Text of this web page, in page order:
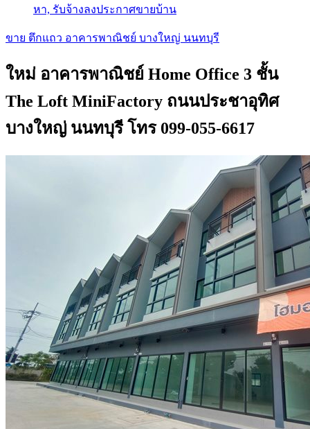
หา, รับจ้างลงประกาศขายบ้าน
ขาย ตึกแถว อาคารพาณิชย์ บางใหญ่ นนทบุรี
ใหม่ อาคารพาณิชย์ Home Office 3 ชั้น
The Loft MiniFactory ถนนประชาอุทิศ
บางใหญ่ นนทบุรี โทร 099-055-6617